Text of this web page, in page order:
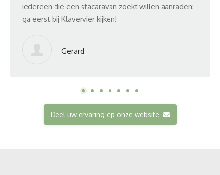
iedereen die een stacaravan zoekt willen aanraden:
ga eerst bij Klavervier kijken!
Gerard
Deel uw ervaring op onze website